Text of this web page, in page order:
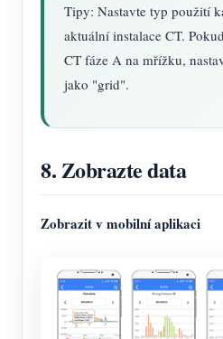
Tipy: Nastavte typ použití
aktuální instalace CT.
CT fáze A na mřížku,
jako "grid".
8. Zobrazte data
Zobrazit v mobilní aplikaci